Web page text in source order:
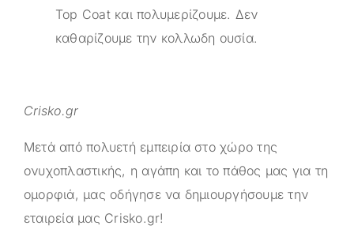
Top Coat και πολυμερίζουμε. Δεν
καθαρίζουμε την κολλωδη ουσία.
Crisko.gr
Μετά από πολυετή εμπειρία στο χώρο της
ονυχοπλαστικής, η αγάπη και το πάθος μας για τη
ομορφιά, μας οδήγησε να δημιουργήσουμε την
εταιρεία μας Crisko.gr!